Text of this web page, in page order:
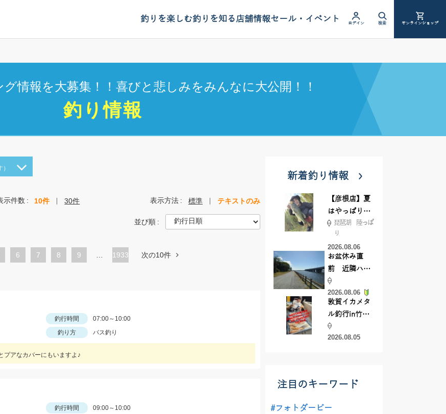
釣りを楽しむ釣りを知る店舗情報セール・イベント ログイン 検索 オンラインショップ
情報を大募集！！喜びと悲しみをみんなに大公開！！
釣り情報
示件数 10件 30件 表示方法 標準 テキストのみ
並び順
ペ
6
ペ
7
ペ
8
ペ
9 1933 次の10件
釣行時間
07:00～10:00
釣り方 バス釣り
プアなカバーにもいますよ♪
釣行時間
09:00～10:00
新着釣り情報
【彦根店】夏
はやっぱりカ
バー撃ち
【45cmキャ
ッチ】
琵琶湖 陸っぱ
り
2026.08.06
お盆休み直
前 近隣ハゼ
釣り場調査し
てきました
2026.08.06
敦賀イカメタ
ル釣行in竹宝
丸様 釣り方で
釣果が激変！
2026.08.05
注目のキーワード
#フォトダービー